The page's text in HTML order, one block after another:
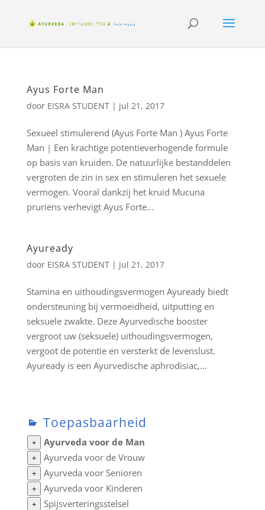
Ayus Forte Man
door EISRA STUDENT| jul 21, 2017
Sexueel stimulerend (Ayus Forte Man ) Ayus Forte
Man | Een krachtige potentieverhogende formule
op basis van kruiden. De natuurlijke bestanddelen
vergroten de zin in sex en stimuleren het sexuele
vermogen. Vooral dankzij het kruid Mucuna
pruriens verhevigt Ayus Forte...
Ayuready
door EISRA STUDENT| jul 21, 2017
Stamina en uithoudingsvermogen Ayuready biedt
ondersteuning bij vermoeidheid, uitputting en
seksuele zwakte. Deze Ayurvedische booster
vergroot uw (seksuele) uithoudingsvermogen,
vergoot de potentie en versterkt de levenslust.
Ayuready is een Ayurvedische aphrodisiac,...
Toepasbaarheid
+ Ayurveda voor de Man
+ Ayurveda voor de Vrouw
+ Ayurveda voor Senioren
+ Ayurveda voor Kinderen
+ Spijsverteringsstelsel